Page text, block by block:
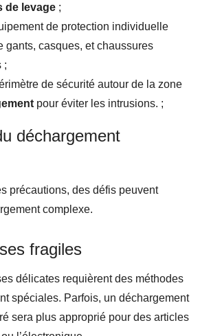
de levage ;
de protection individuelle
gants, casques, et chaussures
;
de sécurité autour de la zone
pour éviter les intrusions. ;
déchargement
précautions, des défis peuvent
complexe.
fragiles
délicates requièrent des méthodes
spéciales. Parfois, un déchargement
sera plus approprié pour des articles